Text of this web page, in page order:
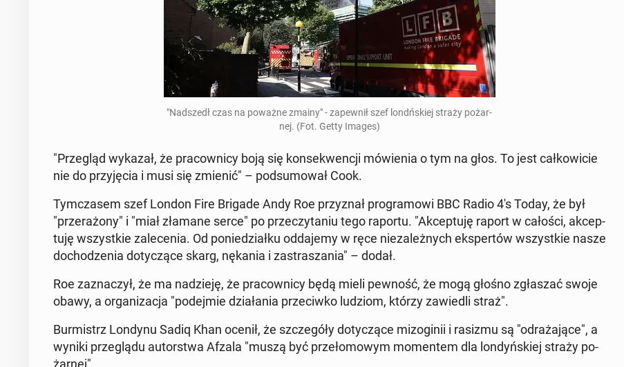
"Nad­szedł czas na poważne zmainy" - za­pew­nił szef londń­skiej straży po­żar­
nej. (Fot. Getty Images)
"Prze­gląd wykazał, że pra­cow­ni­cy boją się kon­se­kwen­cji mó­wie­nia o tym na głos. To jest cał­ko­wi­cie
nie do przy­ję­cia i musi się zmienić" – pod­su­mo­wał Cook.
Tym­cza­sem szef London Fire Brigade Andy Roe przy­znał pro­gra­mo­wi BBC Radio 4's Today, że był
"prze­ra­żo­ny" i "miał złamane serce" po prze­czy­ta­niu tego raportu. "Ak­cep­tu­ję raport w całości, ak­cep­
tu­ję wszyst­kie za­le­ce­nia. Od po­nie­dział­ku od­da­je­my w ręce nie­za­leż­nych eks­per­tów wszyst­kie nasze
do­cho­dze­nia do­ty­czą­ce skarg, nękania i za­stra­sza­nia" – dodał.
Roe za­zna­czył, że ma na­dzie­ję, że pra­cow­ni­cy będą mieli pewność, że mogą głośno zgła­szać swoje
obawy, a or­ga­ni­za­cja "po­dej­mie dzia­ła­nia prze­ciw­ko ludziom, którzy za­wie­dli straż".
Bur­mistrz Londynu Sadiq Khan ocenił, że szcze­gó­ły do­ty­czą­ce mi­zo­gi­nii i rasizmu są "od­ra­ża­ją­ce", a
wyniki prze­glą­du au­tor­stwa Afzala "muszą być prze­ło­mo­wym mo­men­tem dla lon­dyń­skiej straży po­